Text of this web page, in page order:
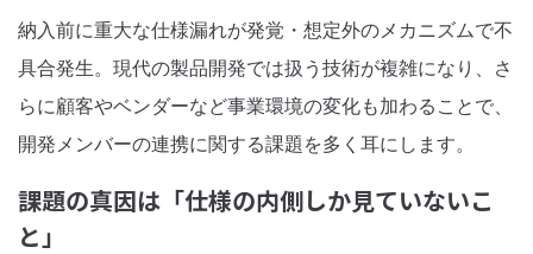
納入前に重大な仕様漏れが発覚・想定外のメカニズムで不
具合発生。現代の製品開発では扱う技術が複雑になり、さ
らに顧客やベンダーなど事業環境の変化も加わることで、
開発メンバーの連携に関する課題を多く耳にします。
課題の真因は「仕様の内側しか見ていないこ
と」